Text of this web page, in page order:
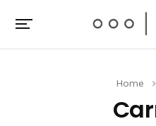
Home